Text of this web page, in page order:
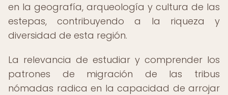
en la geografía, arqueología y cultura de las
estepas, contribuyendo a la riqueza y
diversidad de esta región.
La relevancia de estudiar y comprender los
patrones de migración de las tribus
nómadas radica en la capacidad de arrojar